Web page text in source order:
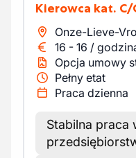
Kierowca kat. C/
Onze-Lieve-
16 - 16 /
Opcja umowy
Pełny etat
Praca dzienna
Stabilna praca